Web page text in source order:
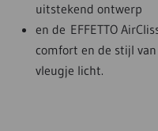
uitstekend ontwerp
en de EFFETTO
comfort en de stijl
vleugje licht.